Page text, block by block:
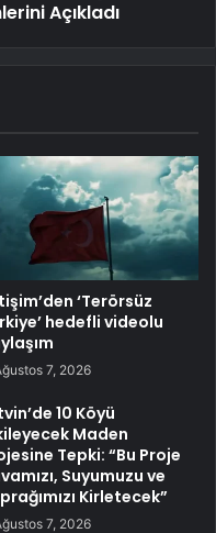
Açıkladı
‘Terörsüz
hedefli videolu
7, 2026
10 Köyü
Maden
Tepki: “Bu Proje
Suyumuzu ve
Kirletecek”
7, 2026